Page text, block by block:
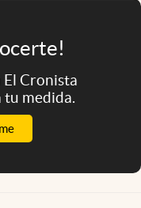
El Cronista
tu medida.